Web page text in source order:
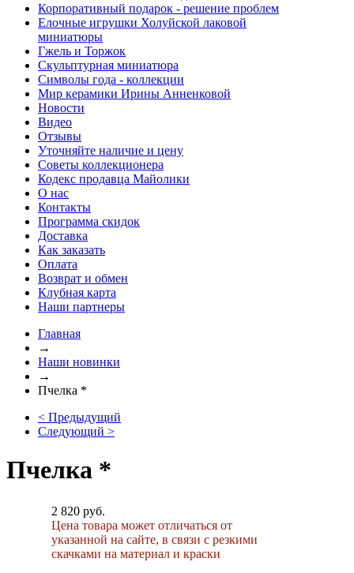
Корпоративный подарок - решение проблем
Елочные игрушки Холуйской лаковой
миниатюры
Гжель и Торжок
Скульптурная миниатюра
Символы года - коллекции
Мир керамики Ирины Анненковой
Новости
Видео
Отзывы
Уточняйте наличие и цену
Советы коллекционера
Кодекс продавца Майолики
О нас
Контакты
Программа скидок
Доставка
Как заказать
Оплата
Возврат и обмен
Клубная карта
Наши партнеры
Главная
→
Наши новинки
→
Пчелка *
< Предыдущий
Следующий >
Пчелка *
2 820 руб.
Цена товара может отличаться от
указанной на сайте, в связи с резкими
скачками на материал и краски